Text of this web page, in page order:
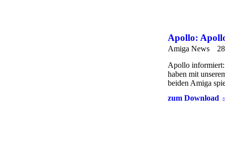
Apollo:
Amiga News
Apollo informiert:
haben mit
beiden Amiga
zum Download